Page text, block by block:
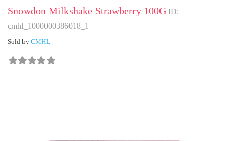
Snowdon Milkshake Strawberry 100GID:
cmhl_1000000386018_1
Sold byCMHL